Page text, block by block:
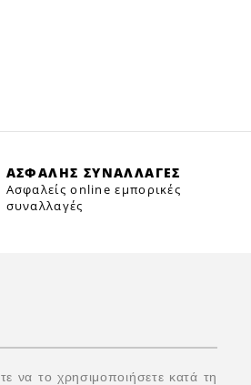
ΑΣΦΑΛΗΣ ΣΥΝΑΛΛΑΓΕΣ
Ασφαλείς online εμπορικές
συναλλαγές
να το χρησιμοποιήσετε κατά τη